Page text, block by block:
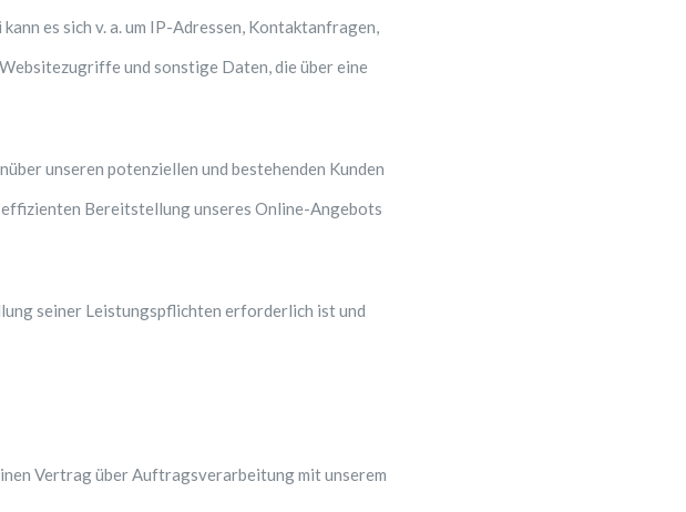
es sich v. a. um IP-Adressen, Kontaktanfragen,
und sonstige Daten, die über eine
unseren potenziellen und bestehenden Kunden
effizienten Bereitstellung unseres Online-Angebots
seiner Leistungspflichten erforderlich ist und
Vertrag über Auftragsverarbeitung mit unserem